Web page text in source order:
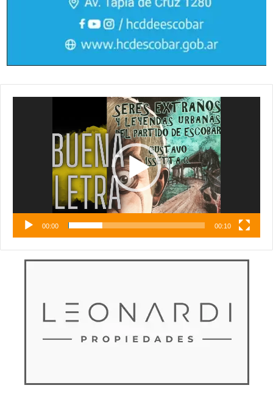
00:00 00:10